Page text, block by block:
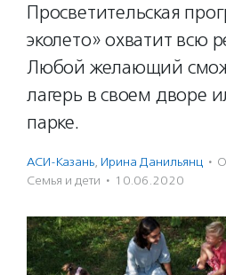
Просветительская
эколето» охватит всю
Любой желающий
лагерь в своем дворе
парке.
АСИ-Казань, Ирина Данильянц ·
Семья и дети · 10.06.2020